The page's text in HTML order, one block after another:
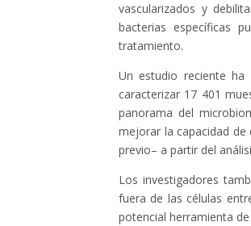
vascularizados y
bacterias específicas
tratamiento.
Un estudio reciente ha
caracterizar 17 401
panorama del
mejorar la capacidad
previo– a partir del
Los investigadores
fuera de las células
potencial herramienta